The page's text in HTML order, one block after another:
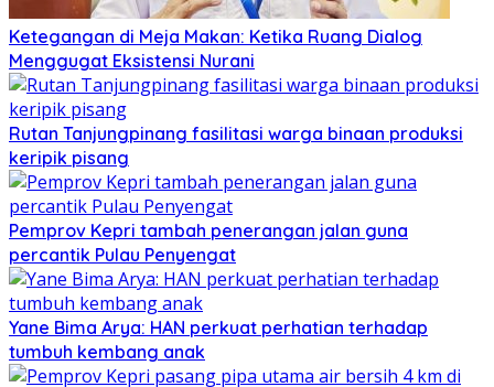
Ketegangan di Meja Makan: Ketika Ruang Dialog
Menggugat Eksistensi Nurani
Rutan Tanjungpinang fasilitasi warga binaan produksi
keripik pisang
Pemprov Kepri tambah penerangan jalan guna
percantik Pulau Penyengat
Yane Bima Arya: HAN perkuat perhatian terhadap
tumbuh kembang anak